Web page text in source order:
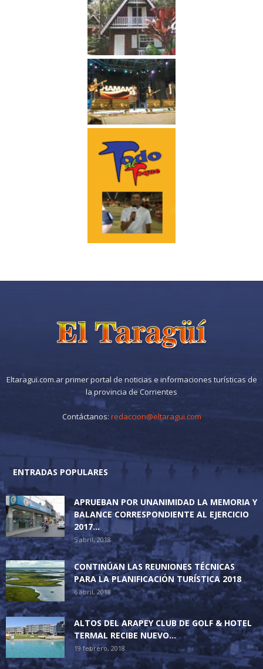
Eltaragui.com.ar primer portal de noticias e informaciones turísticas de
la provincia de Corrientes
Contáctanos: redaccion@eltaragui.com
ENTRADAS POPULARES
APRUEBAN POR UNANIMIDAD LA MEMORIA Y
BALANCE CORRESPONDIENTE AL EJERCICIO
2017...
5 abril, 2018
CONTINÚAN LAS REUNIONES TÉCNICAS
PARA LA PLANIFICACIÓN TURÍSTICA 2018
6 abril, 2018
ALTOS DEL ARAPEY CLUB DE GOLF & HOTEL
TERMAL RECIBE NUEVO...
19 febrero, 2018